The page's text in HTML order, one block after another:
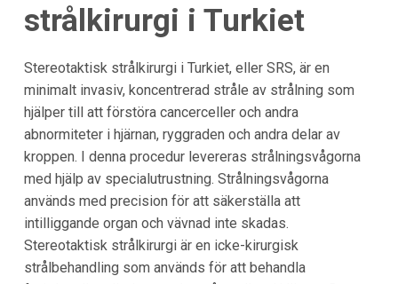
strålkirurgi i Turkiet
Stereotaktisk strålkirurgi i Turkiet, eller SRS, är en
minimalt invasiv, koncentrerad stråle av strålning som
hjälper till att förstöra cancerceller och andra
abnormiteter i hjärnan, ryggraden och andra delar av
kroppen. I denna procedur levereras strålningsvågorna
med hjälp av specialutrustning. Strålningsvågorna
används med precision för att säkerställa att
intilliggande organ och vävnad inte skadas.
Stereotaktisk strålkirurgi är en icke-kirurgisk
strålbehandling som används för att behandla